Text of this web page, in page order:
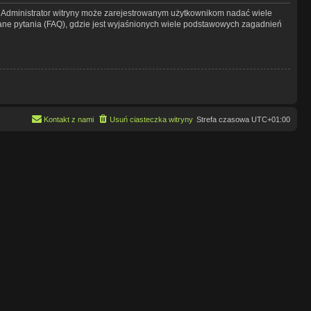
witryny może zarejestrowanym użytkownikom nadać wiele
pytania (FAQ), gdzie jest wyjaśnionych wiele podstawowych zagadnień
Strefa czasowa UTC+01:00
Usuń ciasteczka witryny
Kontakt z nami